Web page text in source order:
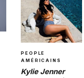
PEOPLE
AMÉRICAINS
Kylie Jenner